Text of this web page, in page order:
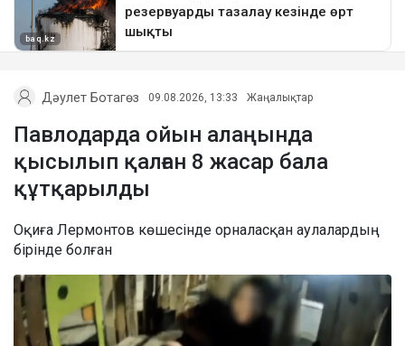
Дәулет Ботагөз 09.08.2026, 13:33 Жаңалықтар
Павлодарда ойын алаңында
қысылып қалған 8 жасар бала
құтқарылды
Оқиға Лермонтов көшесінде орналасқан аулалардың
бірінде болған